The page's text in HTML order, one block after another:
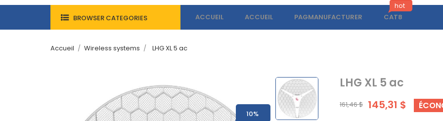
BROWSER CATEGORIES ACCUEIL ACCUEIL PAGMANUFACTURER CAT8
hot
Accueil Wireless systems LHG XL 5 ac
10%
LHG XL 5 ac
161,46 $ 145,31 $